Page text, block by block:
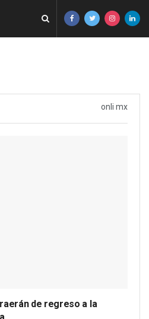
onli mx
de regreso a la